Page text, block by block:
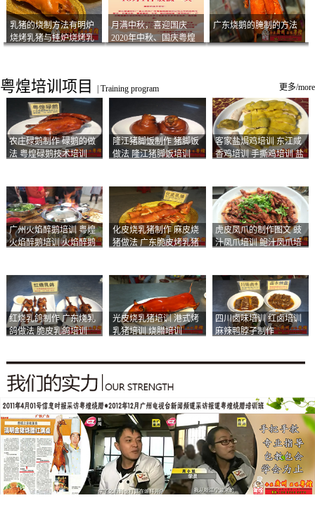
乳猪的烧制方法有明炉
烧烤乳猪与挂炉烧烤乳
月满中秋，喜迎国庆
2020年中秋、国庆粤煌
广东烧鹅的腌制的方法
粤煌培训项目 Training program 更多/more
农庄碌鹅制作 碌鹅的做
法 粤煌碌鹅技术培训
隆江猪脚饭制作 猪脚饭
做法 隆江猪脚饭培训
客家盐焗鸡培训 东江咸
香鸡培训 手撕鸡培训 盐
广州火焰醉鹅培训 粤煌
火焰醉鹅培训 火焰醉鹅
化皮烧乳猪制作 麻皮烧
猪做法 广东脆皮烤乳猪
虎皮凤爪的制作图文 豉
汁凤爪培训 鲍汁凤爪培
红烧乳鸽制作 广东烧乳
鸽做法 脆皮乳鸽培训
光皮烧乳猪培训 港式烤
乳猪培训 烧腊培训
四川卤味培训 红卤培训
麻辣鸭脖子制作